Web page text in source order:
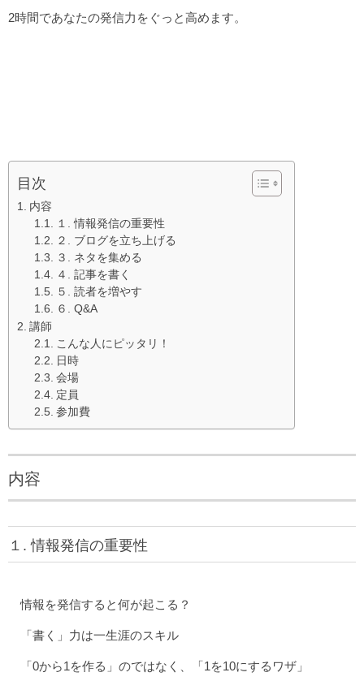
2時間であなたの発信力をぐっと高めます。
目次
内容
１. 情報発信の重要性
２. ブログを立ち上げる
３. ネタを集める
４. 記事を書く
５. 読者を増やす
６. Q&A
講師
こんな人にピッタリ！
日時
会場
定員
参加費
内容
１. 情報発信の重要性
情報を発信すると何が起こる？
「書く」力は一生涯のスキル
「0から1を作る」のではなく、「1を10にするワザ」